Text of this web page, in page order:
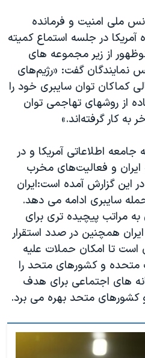
ایران
صلح
ملی امنیت و فرمانده
آمریکا در جلسه استماع کمیته
از زیر مجموعه های
نمایندگان گفت: «رژیم‌های
کماکان توان سایبری خود را
از روشهای تهاجمی توان
به کار گرفته‌اند.»
اطلاعاتی آمریکا و در
و فعالیت‌های مخرب
این گزارش آمده است:ایران
سایبری ادامه می دهد.
مراتب پیچیده تری برای
همچنین در صدد استقرار
تا امکان حملات علیه
متحده و کشورهای متحد را
های اجتماعی برای هدف
کشورهای متحد بهره می برد.